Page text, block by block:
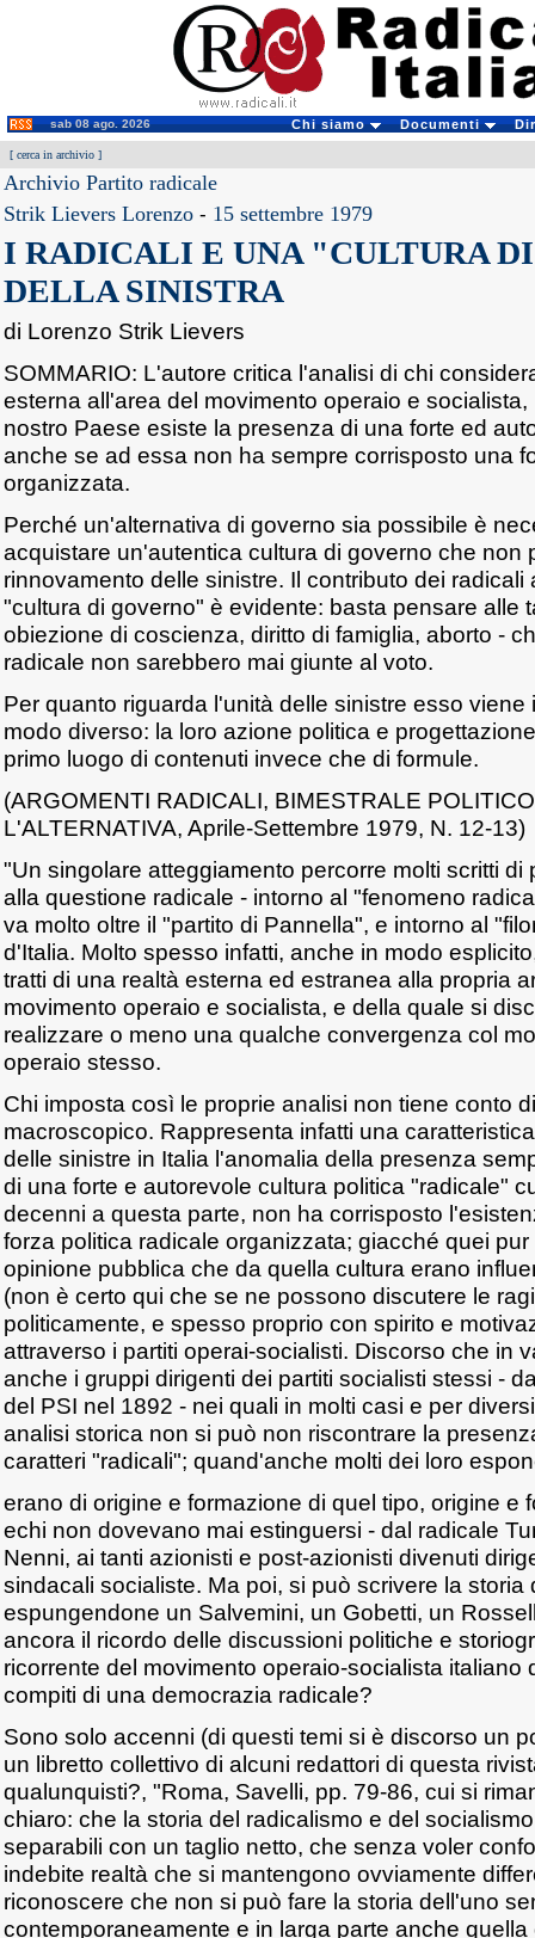
sab 08 ago. 2026 Chi siamo Documenti
[ cerca in archivio ]
Archivio Partito radicale
Strik Lievers Lorenzo - 15 settembre 1979
I RADICALI E UNA "CULTURA
DELLA SINISTRA
di Lorenzo Strik Lievers
SOMMARIO: L'autore critica l'analisi di chi
esterna all'area del movimento operaio e
nostro Paese esiste la presenza di una forte ed
anche se ad essa non ha sempre corrisposto una
organizzata.
Perché un'alternativa di governo sia possibile è
acquistare un'autentica cultura di governo che non
rinnovamento delle sinistre. Il contributo dei
"cultura di governo" è evidente: basta pensare alle
obiezione di coscienza, diritto di famiglia, aborto -
radicale non sarebbero mai giunte al voto.
Per quanto riguarda l'unità delle sinistre esso viene
modo diverso: la loro azione politica e
primo luogo di contenuti invece che di formule.
(ARGOMENTI RADICALI, BIMESTRALE
L'ALTERNATIVA, Aprile-Settembre 1979, N. 12-13)
"Un singolare atteggiamento percorre molti scritti di
alla questione radicale - intorno al "fenomeno
va molto oltre il "partito di Pannella", e intorno al
d'Italia. Molto spesso infatti, anche in modo
tratti di una realtà esterna ed estranea alla propria
movimento operaio e socialista, e della quale si
realizzare o meno una qualche convergenza col
operaio stesso.
Chi imposta così le proprie analisi non tiene conto
macroscopico. Rappresenta infatti una
delle sinistre in Italia l'anomalia della presenza
di una forte e autorevole cultura politica "radicale"
decenni a questa parte, non ha corrisposto
forza politica radicale organizzata; giacché quei
opinione pubblica che da quella cultura erano
(non è certo qui che se ne possono discutere le
politicamente, e spesso proprio con spirito e
attraverso i partiti operai-socialisti. Discorso che in
anche i gruppi dirigenti dei partiti socialisti stessi -
del PSI nel 1892 - nei quali in molti casi e per
analisi storica non si può non riscontrare la
caratteri "radicali"; quand'anche molti dei loro
erano di origine e formazione di quel tipo, origine e
echi non dovevano mai estinguersi - dal radicale
Nenni, ai tanti azionisti e post-azionisti divenuti
sindacali socialiste. Ma poi, si può scrivere la storia
espungendone un Salvemini, un Gobetti, un
ancora il ricordo delle discussioni politiche e
ricorrente del movimento operaio-socialista italiano
compiti di una democrazia radicale?
Sono solo accenni (di questi temi si è discorso un
un libretto collettivo di alcuni redattori di questa
qualunquisti?, "Roma, Savelli, pp. 79-86, cui si
chiaro: che la storia del radicalismo e del
separabili con un taglio netto, che senza voler
indebite realtà che si mantengono ovviamente
riconoscere che non si può fare la storia dell'uno
contemporaneamente e in larga parte anche quella